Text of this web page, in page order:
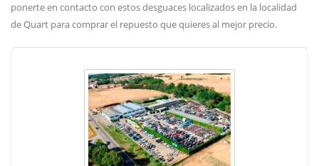
ponerte en contacto con estos desguaces localizados en la localidad
de Quart para comprar el repuesto que quieres al mejor precio.